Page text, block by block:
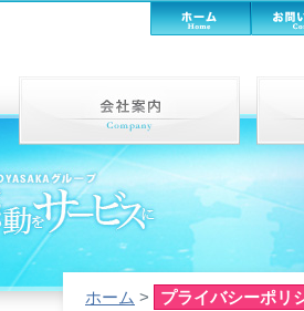
ホーム > プライバシーポリ